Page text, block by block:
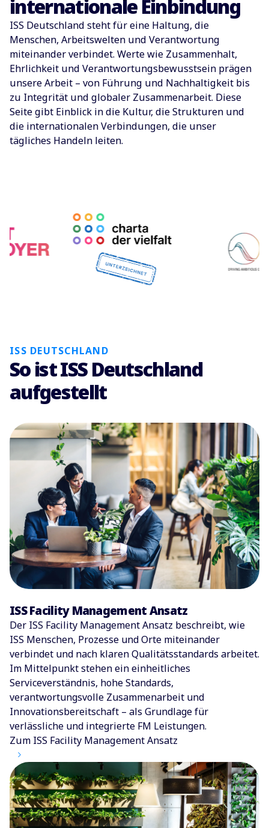
internationale Einbindung
ISS Deutschland steht für eine Haltung, die
Menschen, Arbeitswelten und Verantwortung
miteinander verbindet. Werte wie Zusammenhalt,
Ehrlichkeit und Verantwortungsbewusstsein prägen
unsere Arbeit – von Führung und Nachhaltigkeit bis
zu Integrität und globaler Zusammenarbeit. Diese
Seite gibt Einblick in die Kultur, die Strukturen und
die internationalen Verbindungen, die unser
tägliches Handeln leiten.
ISS DEUTSCHLAND
So ist ISS Deutschland
aufgestellt
ISS Facility Management Ansatz
Der ISS Facility Management Ansatz beschreibt, wie
ISS Menschen, Prozesse und Orte miteinander
verbindet und nach klaren Qualitätsstandards arbeitet.
Im Mittelpunkt stehen ein einheitliches
Serviceverständnis, hohe Standards,
verantwortungsvolle Zusammenarbeit und
Innovationsbereitschaft – als Grundlage für
verlässliche und integrierte FM Leistungen.
Zum ISS Facility Management Ansatz